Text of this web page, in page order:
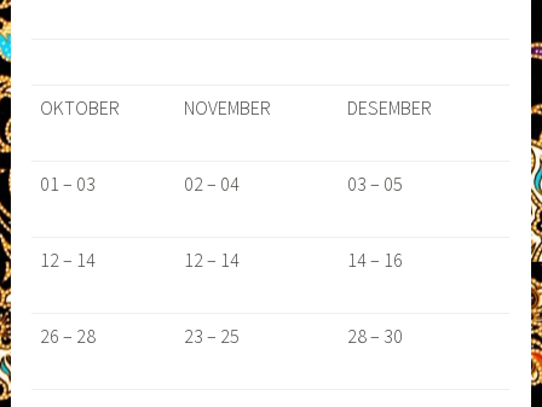
OKTOBER NOVEMBER DESEMBER
01 – 03 02 – 04 03 – 05
12 – 14 12 – 14 14 – 16
26 – 28 23 – 25 28 – 30